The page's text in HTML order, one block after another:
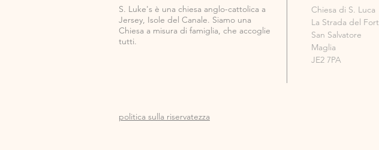
S. Luke's è una chiesa anglo-cattolica a
Jersey, Isole del Canale. Siamo una
Chiesa a misura di famiglia, che accoglie
tutti.
politica sulla riservatezza
Chiesa di S. Luca
La Strada del
San Salvatore
Maglia
JE2 7PA